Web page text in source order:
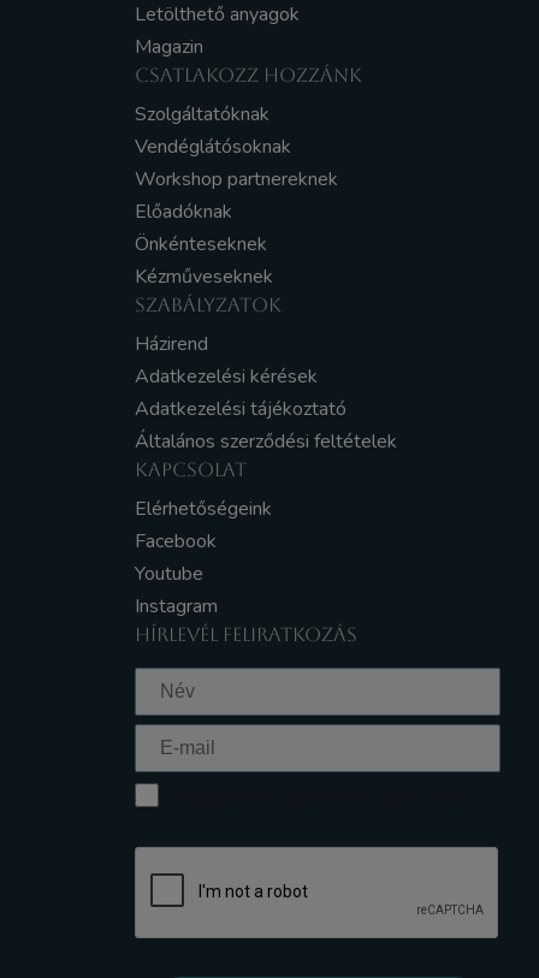
Letölthető anyagok
Magazin
CSATLAKOZZ HOZZÁNK
Szolgáltatóknak
Vendéglátósoknak
Workshop partnereknek
Előadóknak
Önkénteseknek
Kézműveseknek
SZABÁLYZATOK
Házirend
Adatkezelési kérések
Adatkezelési tájékoztató
Általános szerződési feltételek
KAPCSOLAT
Elérhetőségeink
Facebook
Youtube
Instagram
HÍRLEVÉL FELIRATKOZÁS